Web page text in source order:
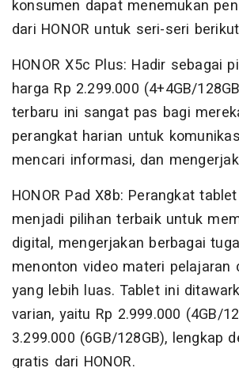
konsumen dapat menemukan
dari HONOR untuk seri-seri
HONOR X5c Plus: Hadir sebagai
harga Rp 2.299.000 (4+4GB/
terbaru ini sangat pas bagi
perangkat harian untuk
mencari informasi, dan
HONOR Pad X8b: Perangkat
menjadi pilihan terbaik untuk
digital, mengerjakan berbagai
menonton video materi pelajaran
yang lebih luas. Tablet ini
varian, yaitu Rp 2.999.000 (4GB/
3.299.000 (6GB/128GB), lengkap
gratis dari HONOR.